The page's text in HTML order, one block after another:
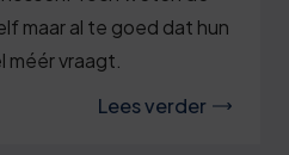
maar al te goed dat hun
méér vraagt.
Lees verder